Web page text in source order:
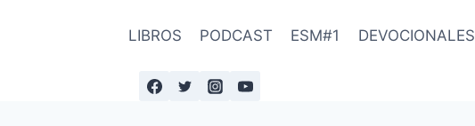
LIBROS PODCAST ESM#1 DEVOCIONALES